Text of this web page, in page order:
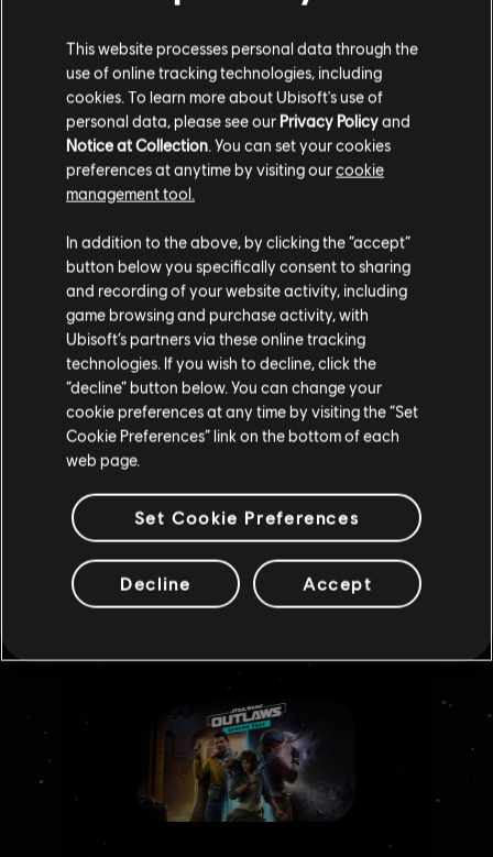
ENTRE EM BATALHAS
ESTELARES ENQUANTO
VIAJA PELA ORLA
EXTERIOR
Pilote sua nave, a Trailblazer, em batalhas
estelares contra o Império e outros inimigos.
Encontre a oportunidade certa para
perseguir, escapar e atacar com o efeito
This website processes personal data through the
use of online tracking technologies, including
cookies. To learn more about Ubisoft's use of
personal data, please see our Privacy Policyand
Notice at Collection. You can set your cookies
preferences at anytime by visiting ourcookie
management tool.
In addition to the above, by clicking the “accept”
button below you specifically consent to sharing
and recording of your website activity, including
game browsing and purchase activity, with
Ubisoft’s partners via these online tracking
technologies. If you wish to decline, click the
“decline” button below. You can change your
cookie preferences at any time by visiting the “Set
Cookie Preferences” link on the bottom of each
web page.
Set Cookie Preferences
Decline Accept